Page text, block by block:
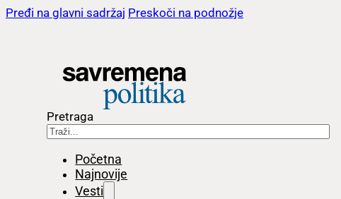
Pređi na glavni sadržaj Preskoči na podnožje
Pretraga
Početna
Najnovije
Vesti